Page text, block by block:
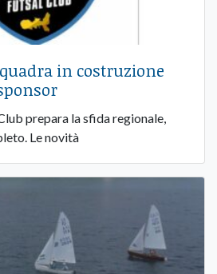
in costruzione
prepara la sfida regionale,
Le novità